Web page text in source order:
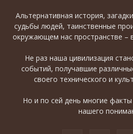
Альтернативная история,
судьбы людей, таинственные
окружающем нас пространстве –
Не раз наша цивилизация
событий, получавшие
своего технического и
Но и по сей день многие
нашего